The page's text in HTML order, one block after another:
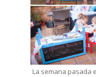
La semana pasada